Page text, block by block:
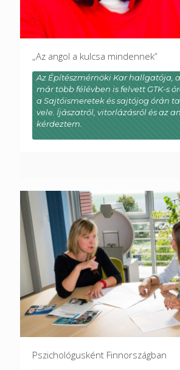
„Az angol a kulcsa mindennek”
Az Építészmérnöki Kar hallgatója,
már több félévben is felvett GTK-s
a Sajtóismeretek és sajtójog órán
vele. Íjászatról, vitorlázásról és az
kérdeztem.
Pszichológusként Finnországban